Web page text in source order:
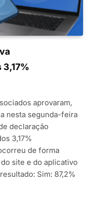
aprovaram,
nesta segunda-feira
declaração
3,17%
de forma
site e do aplicativo
Sim: 87,2%